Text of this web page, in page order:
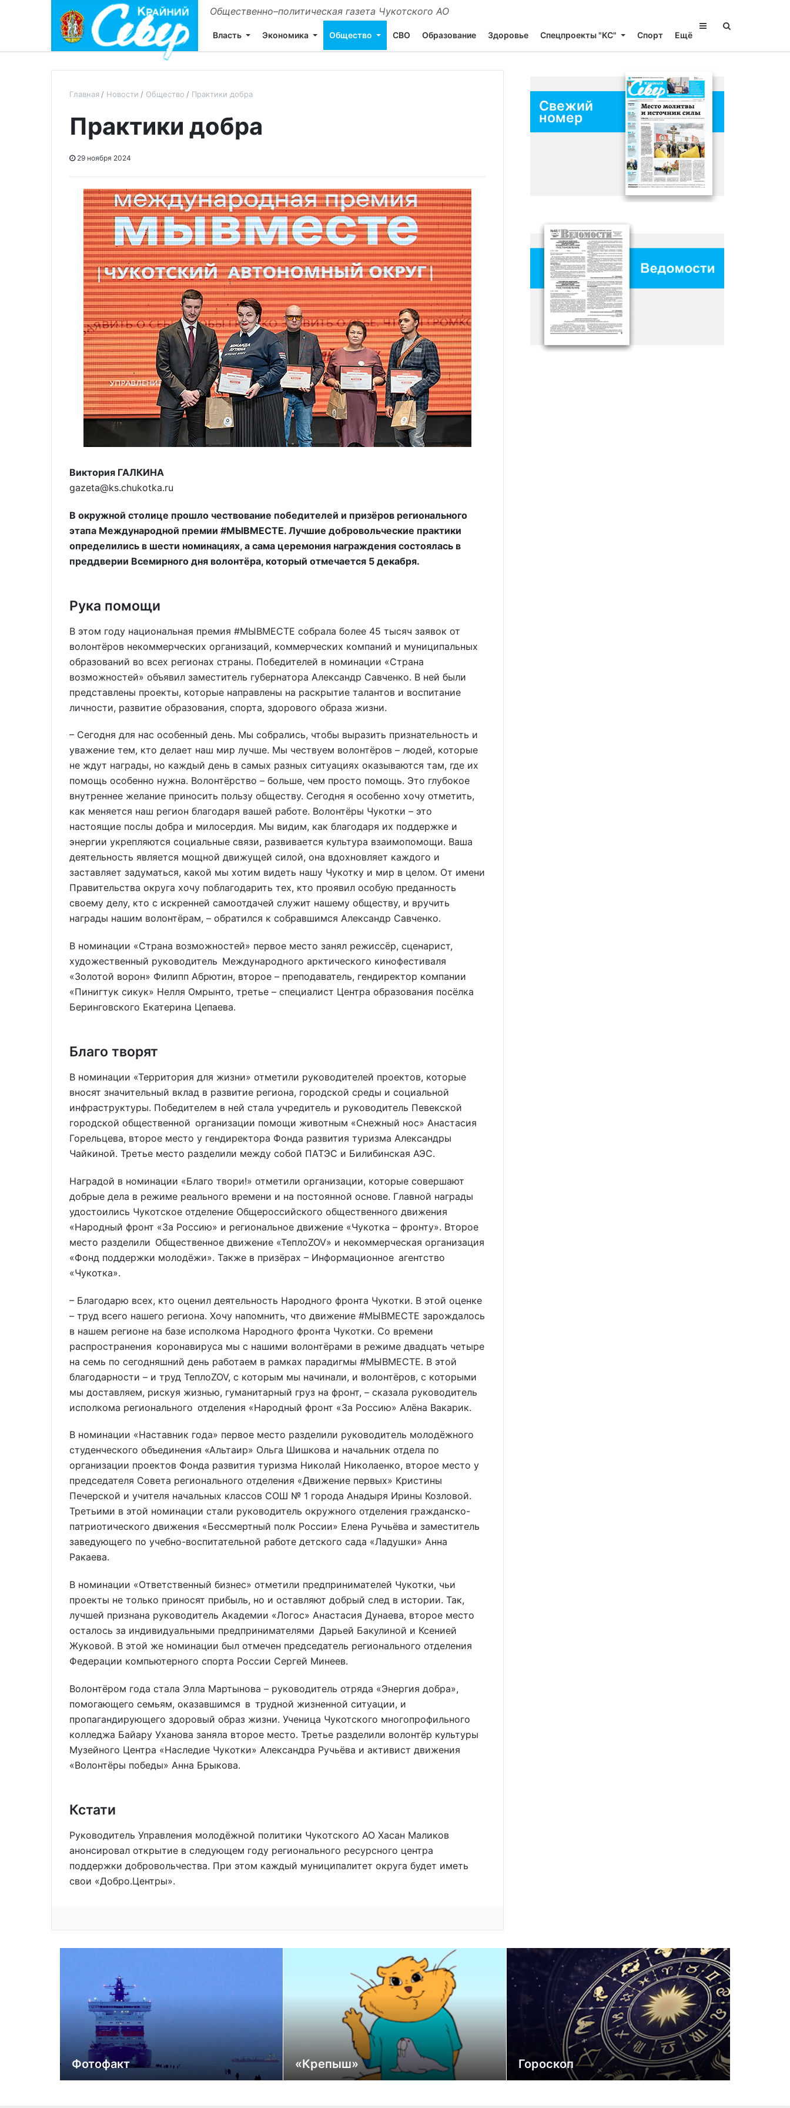
Общественно–политическая газета Чукотского АО
Власть Экономика Общество СВО Образование Здоровье Спецпроекты "КС" Спорт Ещё
Главная Новости Общество Практики добра
Практики добра
29 ноября 2024
Виктория ГАЛКИНА
gazeta@ks.chukotka.ru
В окружной столице прошло чествование победителей и призёров регионального
этапа Международной премии #МЫВМЕСТЕ. Лучшие добровольческие практики
определились в шести номинациях, а сама церемония награждения состоялась в
преддверии Всемирного дня волонтёра, который отмечается 5 декабря.
Рука помощи
В этом году национальная премия #МЫВМЕСТЕ собрала более 45 тысяч заявок от
волонтёров некоммерческих организаций, коммерческих компаний и муниципальных
образований во всех регионах страны. Победителей в номинации «Страна
возможностей» объявил заместитель губернатора Александр Савченко. В ней были
представлены проекты, которые направлены на раскрытие талантов и воспитание
личности, развитие образования, спорта, здорового образа жизни.
– Сегодня для нас особенный день. Мы собрались, чтобы выразить признательность и
уважение тем, кто делает наш мир лучше. Мы чествуем волонтёров – людей, которые
не ждут награды, но каждый день в самых разных ситуациях оказываются там, где их
помощь особенно нужна. Волонтёрство – больше, чем просто помощь. Это глубокое
внутреннее желание приносить пользу обществу. Сегодня я особенно хочу отметить,
как меняется наш регион благодаря вашей работе. Волонтёры Чукотки – это
настоящие послы добра и милосердия. Мы видим, как благодаря их поддержке и
энергии укрепляются социальные связи, развивается культура взаимопомощи. Ваша
деятельность является мощной движущей силой, она вдохновляет каждого и
заставляет задуматься, какой мы хотим видеть нашу Чукотку и мир в целом. От имени
Правительства округа хочу поблагодарить тех, кто проявил особую преданность
своему делу, кто с искренней самоотдачей служит нашему обществу, и вручить
награды нашим волонтёрам, – обратился к собравшимся Александр Савченко.
В номинации «Страна возможностей» первое место занял режиссёр, сценарист,
художественный руководитель Международного арктического кинофестиваля
«Золотой ворон» Филипп Абрютин, второе – преподаватель, гендиректор компании
«Пинигтук сикук» Нелля Омрынто, третье – специалист Центра образования посёлка
Беринговского Екатерина Цепаева.
Благо творят
В номинации «Территория для жизни» отметили руководителей проектов, которые
вносят значительный вклад в развитие региона, городской среды и социальной
инфраструктуры. Победителем в ней стала учредитель и руководитель Певекской
городской общественной организации помощи животным «Снежный нос» Анастасия
Горельцева, второе место у гендиректора Фонда развития туризма Александры
Чайкиной. Третье место разделили между собой ПАТЭС и Билибинская АЭС.
Наградой в номинации «Благо твори!» отметили организации, которые совершают
добрые дела в режиме реального времени и на постоянной основе. Главной награды
удостоились Чукотское отделение Общероссийского общественного движения
«Народный фронт «За Россию» и региональное движение «Чукотка – фронту». Второе
место разделили Общественное движение «ТеплоZOV» и некоммерческая организация
«Фонд поддержки молодёжи». Также в призёрах – Информационное агентство
«Чукотка».
– Благодарю всех, кто оценил деятельность Народного фронта Чукотки. В этой оценке
– труд всего нашего региона. Хочу напомнить, что движение #МЫВМЕСТЕ зарождалось
в нашем регионе на базе исполкома Народного фронта Чукотки. Со времени
распространения коронавируса мы с нашими волонтёрами в режиме двадцать четыре
на семь по сегодняшний день работаем в рамках парадигмы #МЫВМЕСТЕ. В этой
благодарности – и труд ТеплоZOV, с которым мы начинали, и волонтёров, с которыми
мы доставляем, рискуя жизнью, гуманитарный груз на фронт, – сказала руководитель
исполкома регионального отделения «Народный фронт «За Россию» Алёна Вакарик.
В номинации «Наставник года» первое место разделили руководитель молодёжного
студенческого объединения «Альтаир» Ольга Шишкова и начальник отдела по
организации проектов Фонда развития туризма Николай Николаенко, второе место у
председателя Совета регионального отделения «Движение первых» Кристины
Печерской и учителя начальных классов СОШ № 1 города Анадыря Ирины Козловой.
Третьими в этой номинации стали руководитель окружного отделения гражданско-
патриотического движения «Бессмертный полк России» Елена Ручьёва и заместитель
заведующего по учебно-воспитательной работе детского сада «Ладушки» Анна
Ракаева.
В номинации «Ответственный бизнес» отметили предпринимателей Чукотки, чьи
проекты не только приносят прибыль, но и оставляют добрый след в истории. Так,
лучшей признана руководитель Академии «Логос» Анастасия Дунаева, второе место
осталось за индивидуальными предпринимателями Дарьей Бакулиной и Ксенией
Жуковой. В этой же номинации был отмечен председатель регионального отделения
Федерации компьютерного спорта России Сергей Минеев.
Волонтёром года стала Элла Мартынова – руководитель отряда «Энергия добра»,
помогающего семьям, оказавшимся в трудной жизненной ситуации, и
пропагандирующего здоровый образ жизни. Ученица Чукотского многопрофильного
колледжа Байару Уханова заняла второе место. Третье разделили волонтёр культуры
Музейного Центра «Наследие Чукотки» Александра Ручьёва и активист движения
«Волонтёры победы» Анна Брыкова.
Кстати
Руководитель Управления молодёжной политики Чукотского АО Хасан Маликов
анонсировал открытие в следующем году регионального ресурсного центра
поддержки добровольчества. При этом каждый муниципалитет округа будет иметь
свои «Добро.Центры».
Свежий
номер
Фотофакт «Крепыш» Гороскоп